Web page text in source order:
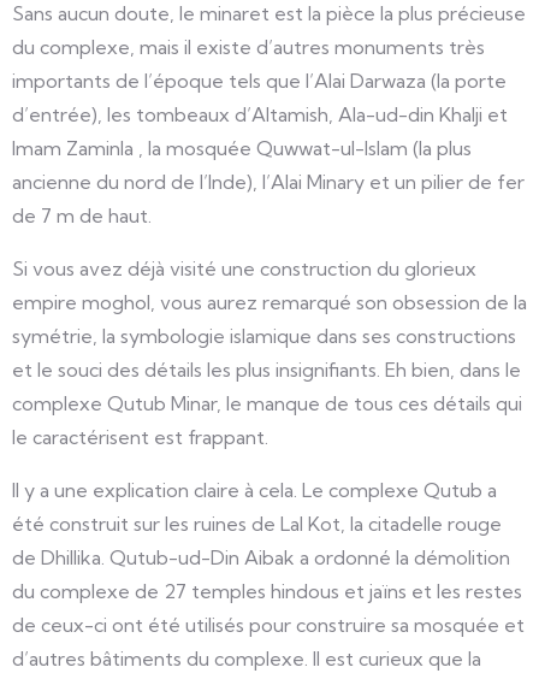
Sans aucun doute, le minaret est la pièce la plus précieuse
du complexe, mais il existe d’autres monuments très
importants de l’époque tels que l’Alai Darwaza (la porte
d’entrée), les tombeaux d’Altamish, Ala-ud-din Khalji et
Imam Zaminla , la mosquée Quwwat-ul-Islam (la plus
ancienne du nord de l’Inde), l’Alai Minary et un pilier de fer
de 7 m de haut.
Si vous avez déjà visité une construction du glorieux
empire moghol, vous aurez remarqué son obsession de la
symétrie, la symbologie islamique dans ses constructions
et le souci des détails les plus insignifiants. Eh bien, dans le
complexe Qutub Minar, le manque de tous ces détails qui
le caractérisent est frappant.
Il y a une explication claire à cela. Le complexe Qutub a
été construit sur les ruines de Lal Kot, la citadelle rouge
de Dhillika. Qutub-ud-Din Aibak a ordonné la démolition
du complexe de 27 temples hindous et jaïns et les restes
de ceux-ci ont été utilisés pour construire sa mosquée et
d’autres bâtiments du complexe. Il est curieux que la